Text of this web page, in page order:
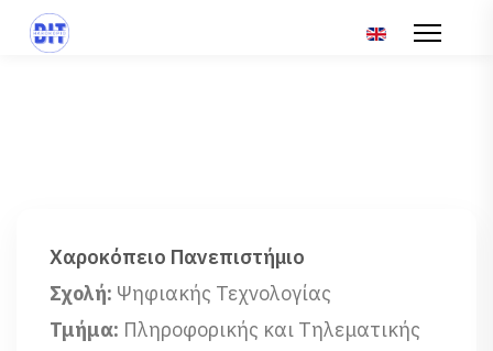
Επιλέξτε τη
Χαροκόπειο Πανεπιστήμιο
Σχολή: Ψηφιακής Τεχνολογίας
Τμήμα: Πληροφορικής και Τηλεματικής